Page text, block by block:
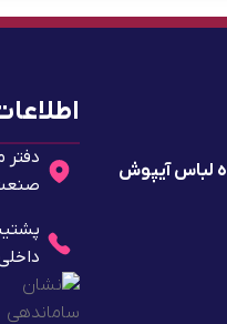
لباس آیپوش
دفتر
صنعت 2 -
داخلی